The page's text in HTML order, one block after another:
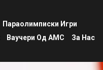
Параолимписки Игри
Ваучери Од АМС За Нас